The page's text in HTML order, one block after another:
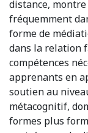
distance,
fréquemment
forme de
dans la relation
compétences
apprenants en
soutien au
métacognitif,
formes plus